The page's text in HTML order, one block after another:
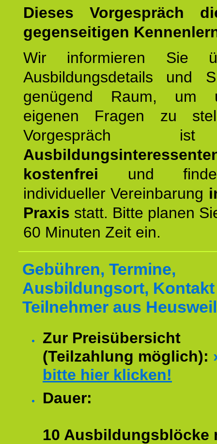
Dieses Vorgespräch
gegenseitigen
Wir informieren Sie
Ausbildungsdetails und
genügend Raum, um
eigenen Fragen zu
kostenfrei und
individueller Vereinbarung
Praxis statt. Bitte planen
60 Minuten Zeit ein.
Gebühren, Termine,
Ausbildungsort,
Teilnehmer aus
Zur Preisübersicht
(Teilzahlung möglich):
bitte hier klicken!
Dauer:
10 Ausbildungsblöcke